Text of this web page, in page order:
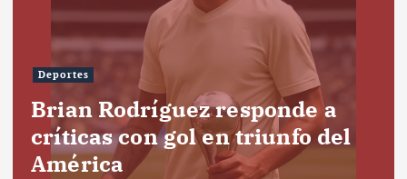
Deportes
Brian Rodríguez responde a
críticas con gol en triunfo del
América